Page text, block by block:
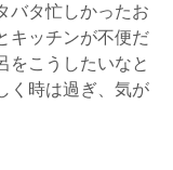
バタ忙しかったお
キッチンが不便だ
こうしたいなと
く時は過ぎ、気が